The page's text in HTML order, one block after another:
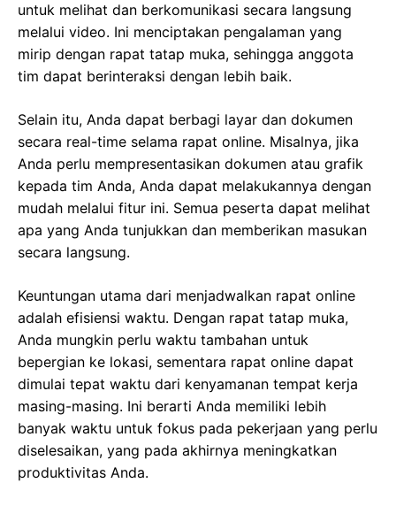
untuk melihat dan berkomunikasi secara langsung
melalui video. Ini menciptakan pengalaman yang
mirip dengan rapat tatap muka, sehingga anggota
tim dapat berinteraksi dengan lebih baik.
Selain itu, Anda dapat berbagi layar dan dokumen
secara real-time selama rapat online. Misalnya, jika
Anda perlu mempresentasikan dokumen atau grafik
kepada tim Anda, Anda dapat melakukannya dengan
mudah melalui fitur ini. Semua peserta dapat melihat
apa yang Anda tunjukkan dan memberikan masukan
secara langsung.
Keuntungan utama dari menjadwalkan rapat online
adalah efisiensi waktu. Dengan rapat tatap muka,
Anda mungkin perlu waktu tambahan untuk
bepergian ke lokasi, sementara rapat online dapat
dimulai tepat waktu dari kenyamanan tempat kerja
masing-masing. Ini berarti Anda memiliki lebih
banyak waktu untuk fokus pada pekerjaan yang perlu
diselesaikan, yang pada akhirnya meningkatkan
produktivitas Anda.